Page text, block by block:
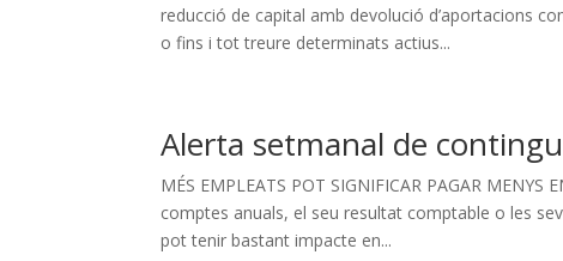
reducció de capital amb devolució d’aportacions
o fins i tot treure determinats actius...
Alerta setmanal de
MÉS EMPLEATS POT SIGNIFICAR PAGAR
comptes anuals, el seu resultat comptable o les
pot tenir bastant impacte en...